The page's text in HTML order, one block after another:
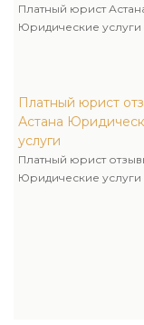
Платный юрист
Юридические услуги
Платный юрист
Астана
услуги
Платный юрист
Юридические услуги